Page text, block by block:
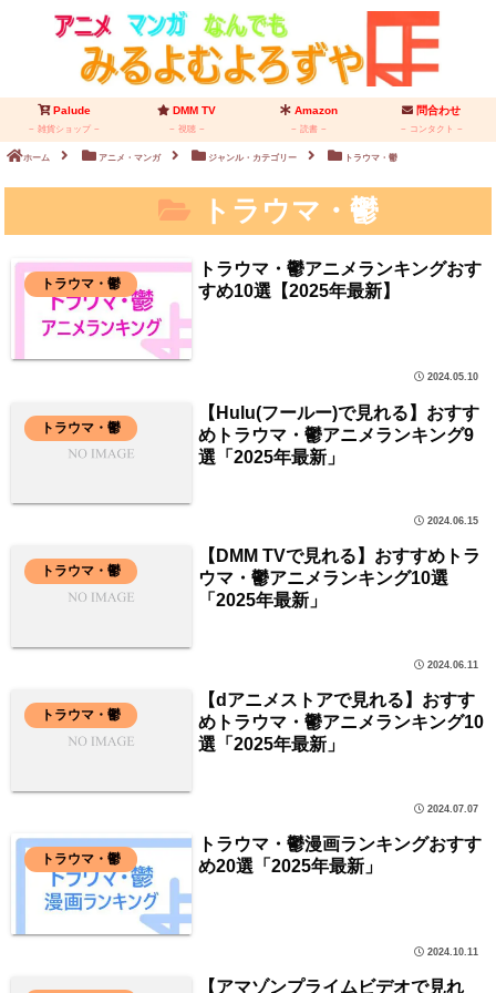
Palude
雑貨ショップ
DMM TV
視聴
Amazon
読書
問合わせ
コンタクト
ホーム アニメ・マンガ ジャンル・カテゴリー トラウマ・鬱
トラウマ・鬱
トラウマ・鬱
トラウマ・鬱アニメランキングおす
すめ10選【2025年最新】
2024.05.10
トラウマ・鬱
【Hulu(フールー)で見れる】おすす
めトラウマ・鬱アニメランキング9
選「2025年最新」
2024.06.15
トラウマ・鬱
【DMM TVで見れる】おすすめトラ
ウマ・鬱アニメランキング10選
「2025年最新」
2024.06.11
トラウマ・鬱
【dアニメストアで見れる】おすす
めトラウマ・鬱アニメランキング10
選「2025年最新」
2024.07.07
トラウマ・鬱
トラウマ・鬱漫画ランキングおすす
め20選「2025年最新」
2024.10.11
【アマゾンプライムビデオで見れ